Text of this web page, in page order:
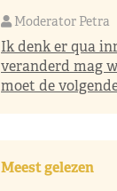
Moderator Petra
Ik denk er qua
veranderd mag
moet de
Meest gelezen